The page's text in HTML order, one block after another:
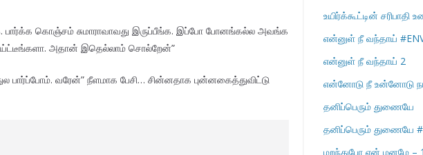
கொஞ்சம் சுமாராவாவது இருப்பீங்க. இப்போ போனங்கல்ல அவங்க
அதான் இதெல்லாம் சொல்றேன்”
வரேன்” நீளமாக பேசி… சின்னதாக புன்னகைத்துவிட்டு
உயிர்க்கூட்டின் சரிபாதி
என்னுள் நீ வந்தாய்
என்னுள் நீ வந்தாய் 2
என்னோடு நீ உன்னோடு
தனிப்பெரும் துணையே
தனிப்பெரும் துணையே
மறந்துபோ என் மனமே – 1